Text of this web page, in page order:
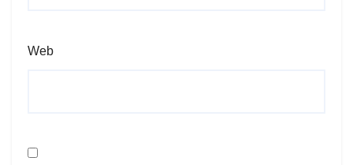
Web